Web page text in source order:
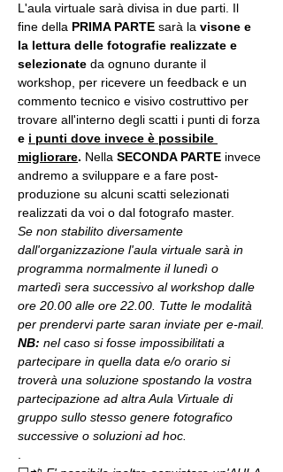
L'aula virtuale sarà divisa in due parti. Il
fine della PRIMA PARTE sarà la visone e
la lettura delle fotografie realizzate e
selezionate da ognuno durante il
workshop, per ricevere un feedback e un
commento tecnico e visivo costruttivo per
trovare all'interno degli scatti i punti di forza
e i punti dove invece è possibile
migliorare. Nella SECONDA PARTE invece
andremo a sviluppare e a fare post-
produzione su alcuni scatti selezionati
realizzati da voi o dal fotografo master.
Se non stabilito diversamente
dall'organizzazione l'aula virtuale sarà in
programma normalmente il lunedì o
martedì sera successivo al workshop dalle
ore 20.00 alle ore 22.00. Tutte le modalità
per prendervi parte saran inviate per e-mail.
NB: nel caso si fosse impossibilitati a
partecipare in quella data e/o orario si
troverà una soluzione spostando la vostra
partecipazione ad altra Aula Virtuale di
gruppo sullo stesso genere fotografico
successive o soluzioni ad hoc.